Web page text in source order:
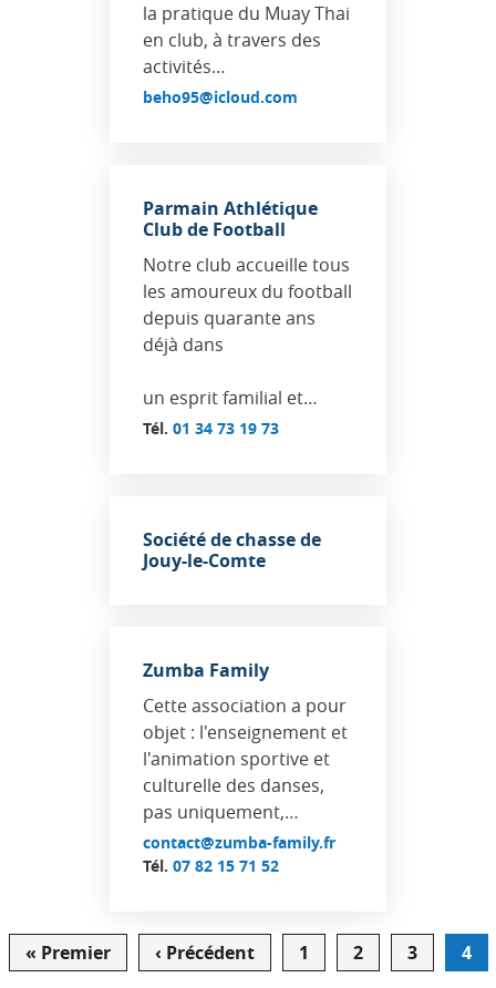
la pratique du Muay Thai
en club, à travers des
activités…
beho95@icloud.com
Parmain Athlétique
Club de Football
Notre club accueille tous
les amoureux du football
depuis quarante ans
déjà dans
un esprit familial et…
Tél. 01 34 73 19 73
Société de chasse de
Jouy-le-Comte
Zumba Family
Cette association a pour
objet : l'enseignement et
l'animation sportive et
culturelle des danses,
pas uniquement,…
contact@zumba-family.fr
Tél. 07 82 15 71 52
Pagination
« PremierPremière
page
‹ PrécédentPage
précédente
1 2 3 4